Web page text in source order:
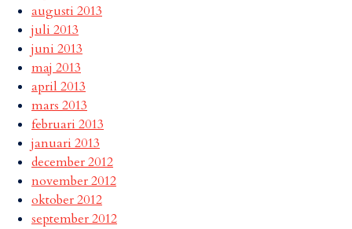
augusti 2013
juli 2013
juni 2013
maj 2013
april 2013
mars 2013
februari 2013
januari 2013
december 2012
november 2012
oktober 2012
september 2012